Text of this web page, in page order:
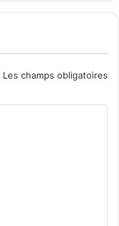
Les champs obligatoires